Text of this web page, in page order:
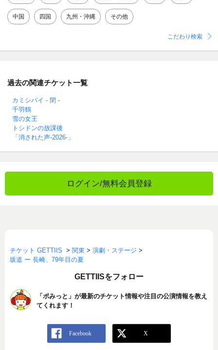
中国 四国 九州・沖縄 その他
こだわり検索
過去の関連チケット一覧
カミシバイ - 閉 -
千羽鶴
雪の女王
トシドンの放課後
「消された声-2026-」
ログイン/無料会員登録
チケット GETTIIS > 関東 > 演劇・ステージ >
坂道 ー 長崎、79年目の夏
GETTIISをフォロー
「ポみっと」が最新のチケット情報や注目の公演情報を教え
てくれます！